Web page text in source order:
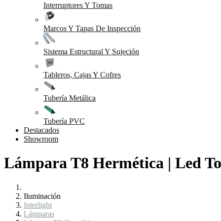
Interruptores Y Tomas
Marcos Y Tapas De Inspección
Sistema Estructural Y Sujeción
Tableros, Cajas Y Cofres
Tubería Metálica
Tubería PVC
Destacados
Showroom
Lámpara T8 Hermética | Led
Iluminación
Interlight
Lámparas